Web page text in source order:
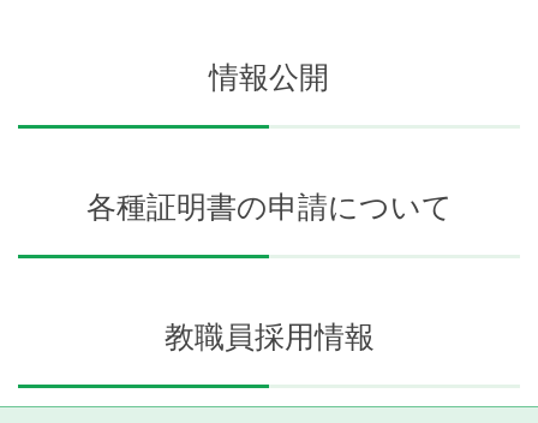
情報公開
各種証明書の申請について
教職員採用情報